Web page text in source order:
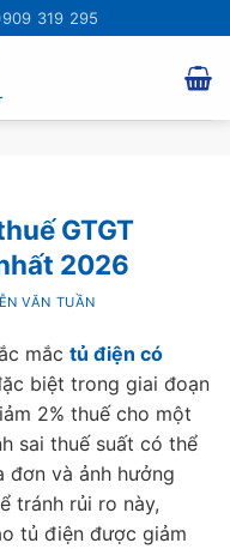
319 295
GTGT
2026
VĂN TUẦN
mắc tủ điện có
biệt trong giai đoạn
2% thuế cho một
sai thuế suất có thể
đơn và ảnh hưởng
tránh rủi ro này,
tủ điện được giảm